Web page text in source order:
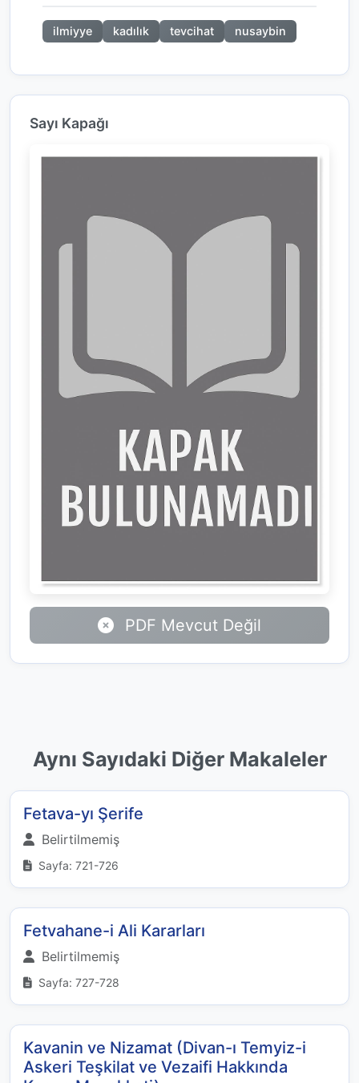
ilmiyye kadılık tevcihat nusaybin
Sayı Kapağı
PDF Mevcut Değil
Aynı Sayıdaki Diğer Makaleler
Fetava-yı Şerife
Belirtilmemiş
Sayfa: 721-726
Fetvahane-i Ali Kararları
Belirtilmemiş
Sayfa: 727-728
Kavanin ve Nizamat (Divan-ı Temyiz-i
Askeri Teşkilat ve Vezaifi Hakkında